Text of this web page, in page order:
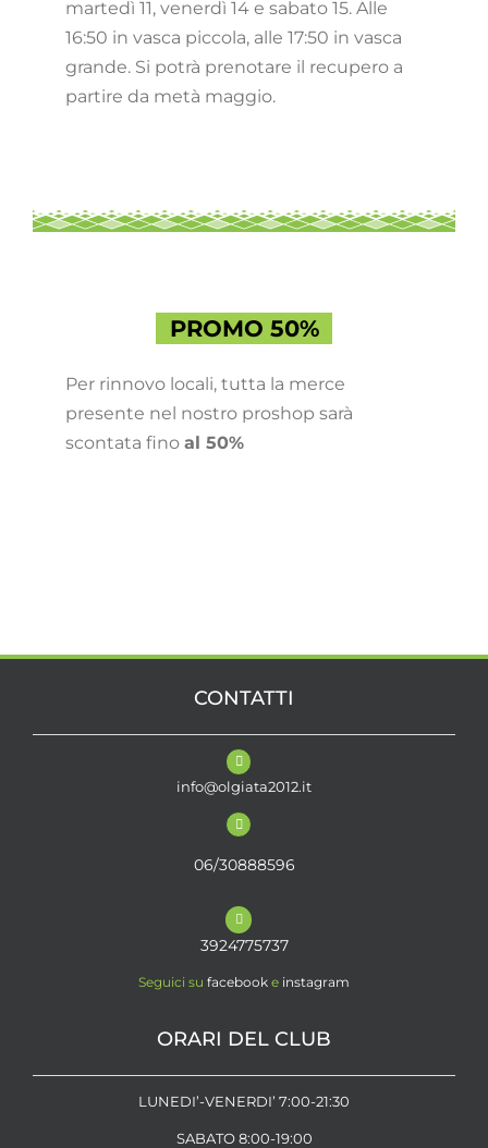
martedì 11, venerdì 14 e sabato 15. Alle
16:50 in vasca piccola, alle 17:50 in vasca
grande. Si potrà prenotare il recupero a
partire da metà maggio.
PROMO 50%
Per rinnovo locali, tutta la merce
presente nel nostro proshop sarà
scontata fino al 50%
CONTATTI
info@olgiata2012.it
06/30888596
3924775737
Seguici su facebook e instagram
ORARI DEL CLUB
LUNEDI’-VENERDI’ 7:00-21:30
SABATO 8:00-19:00